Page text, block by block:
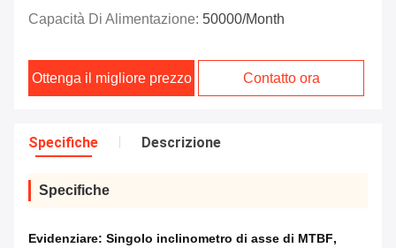
Capacità Di Alimentazione: 50000/month
Ottenga il migliore prezzo Contatto ora
Specifiche Descrizione
Specifiche
Evidenziare: Singolo inclinometro di asse di MTBF,